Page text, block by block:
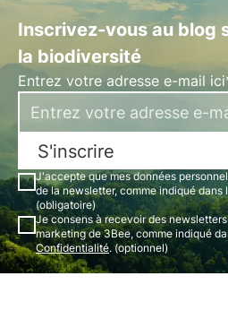
Inscrivez-vous au blog
la biodiversité
Entrez votre adresse e-mail
S'inscrire
J'accepte que mes données
de la newsletter, comme indiqué dans
(obligatoire)
Je consens à recevoir des
marketing de 3Bee, comme indiqué
Confidentialité. (optionnel)